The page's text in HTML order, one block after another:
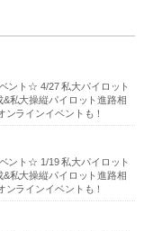
ント☆ 4/27 私大パイロット
私大操縦パイロット進路相
ラインイベントも！
ント☆ 1/19 私大パイロット
私大操縦パイロット進路相
ラインイベントも！